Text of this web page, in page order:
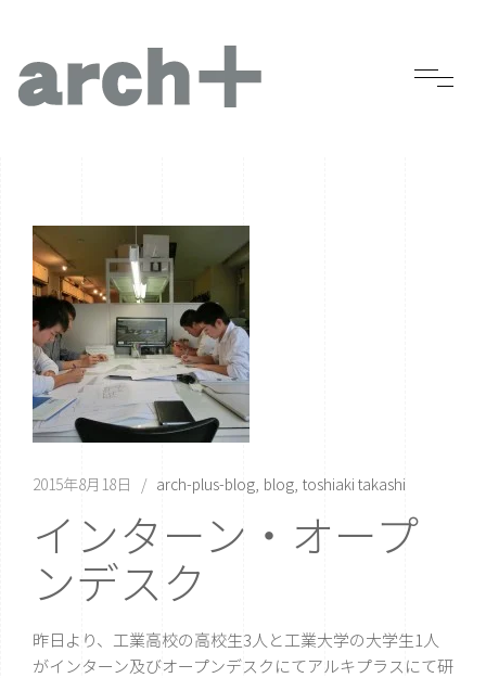
2015年8月18日 arch-plus-blog blog toshiaki takashi
インターン・オープ
ンデスク
昨日より、工業高校の高校生3人と工業大学の大学生1人
がインターン及びオープンデスクにてアルキプラスにて研